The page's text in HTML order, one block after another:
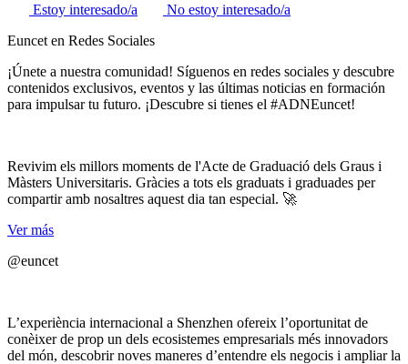
Estoy interesado/a
No estoy interesado/a
Euncet en Redes Sociales
¡Únete a nuestra comunidad! Síguenos en redes sociales y descubre
contenidos exclusivos, eventos y las últimas noticias en formación
para impulsar tu futuro. ¡Descubre si tienes el #ADNEuncet!
Revivim els millors moments de l'Acte de Graduació dels Graus i
Màsters Universitaris. Gràcies a tots els graduats i graduades per
compartir amb nosaltres aquest dia tan especial. 🚀
Ver más
@euncet
L’experiència internacional a Shenzhen ofereix l’oportunitat de
conèixer de prop un dels ecosistemes empresarials més innovadors
del món, descobrir noves maneres d’entendre els negocis i ampliar la